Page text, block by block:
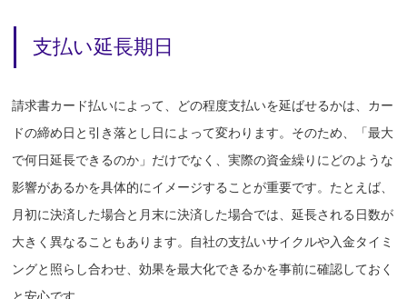
支払い延長期日
請求書カード払いによって、どの程度支払いを延ばせるかは、カー
ドの締め日と引き落とし日によって変わります。そのため、「最大
で何日延長できるのか」だけでなく、実際の資金繰りにどのような
影響があるかを具体的にイメージすることが重要です。たとえば、
月初に決済した場合と月末に決済した場合では、延長される日数が
大きく異なることもあります。自社の支払いサイクルや入金タイミ
ングと照らし合わせ、効果を最大化できるかを事前に確認しておく